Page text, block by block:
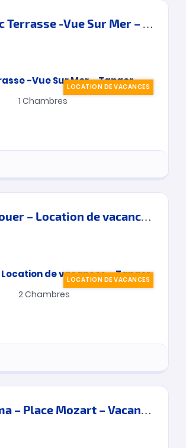
Une chambre Meublée- Avec Terrasse -Vue Sur Mer – Tanger
LOCATION DE VACANCES
1 Chambres
Luxueux Duplex Meublé à Louer – Location de vacances – Tanger
LOCATION DE VACANCES
2Chambres
Appartement Meublé – Nejma – Place Mozart – Vacances -Tanger